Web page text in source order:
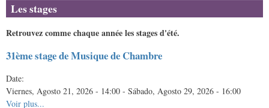
Les stages
Retrouvez comme chaque année les stages d'été.
31ème stage de Musique de Chambre
Date:
Viernes, Agosto 21, 2026 - 14:00 - Sábado, Agosto 29, 2026 - 16:00
Voir plus...